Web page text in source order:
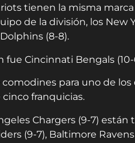
tienen la misma
de la división, los New
(8-8).
Cincinnati Bengals (10-
para uno de
franquicias.
Chargers (9-7)
(9-7), Baltimore